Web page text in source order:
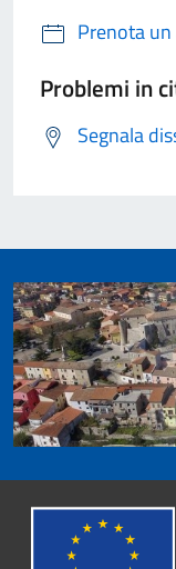
Prenota
Problemi in
Segnala